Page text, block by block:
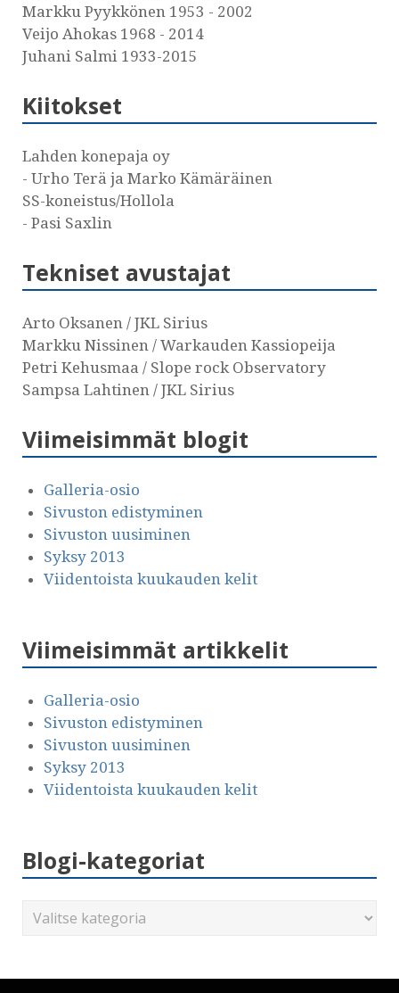
Markku Pyykkönen 1953 - 2002
Veijo Ahokas 1968 - 2014
Juhani Salmi 1933-2015
Kiitokset
Lahden konepaja oy
- Urho Terä ja Marko Kämäräinen
SS-koneistus/Hollola
- Pasi Saxlin
Tekniset avustajat
Arto Oksanen / JKL Sirius
Markku Nissinen / Warkauden Kassiopeija
Petri Kehusmaa / Slope rock Observatory
Sampsa Lahtinen / JKL Sirius
Viimeisimmät blogit
Galleria-osio
Sivuston edistyminen
Sivuston uusiminen
Syksy 2013
Viidentoista kuukauden kelit
Viimeisimmät artikkelit
Galleria-osio
Sivuston edistyminen
Sivuston uusiminen
Syksy 2013
Viidentoista kuukauden kelit
Blogi-kategoriat